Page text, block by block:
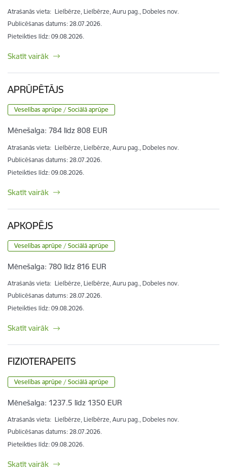
Atrašanās vieta: Lielbērze, Lielbērze, Auru pag., Dobeles nov.
Publicēšanas datums: 28.07.2026.
Pieteikties līdz: 09.08.2026.
Skatīt vairāk
APRŪPĒTĀJS
Veselības aprūpe / Sociālā aprūpe
Mēnešalga: 784 līdz 808 EUR
Atrašanās vieta: Lielbērze, Lielbērze, Auru pag., Dobeles nov.
Publicēšanas datums: 28.07.2026.
Pieteikties līdz: 09.08.2026.
Skatīt vairāk
APKOPĒJS
Veselības aprūpe / Sociālā aprūpe
Mēnešalga: 780 līdz 816 EUR
Atrašanās vieta: Lielbērze, Lielbērze, Auru pag., Dobeles nov.
Publicēšanas datums: 28.07.2026.
Pieteikties līdz: 09.08.2026.
Skatīt vairāk
FIZIOTERAPEITS
Veselības aprūpe / Sociālā aprūpe
Mēnešalga: 1237.5 līdz 1350 EUR
Atrašanās vieta: Lielbērze, Lielbērze, Auru pag., Dobeles nov.
Publicēšanas datums: 28.07.2026.
Pieteikties līdz: 09.08.2026.
Skatīt vairāk